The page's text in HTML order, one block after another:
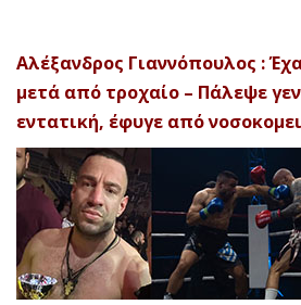
Αλέξανδρος Γιαννόπουλος :
μετά από τροχαίο – Πάλεψε
εντατική, έφυγε από